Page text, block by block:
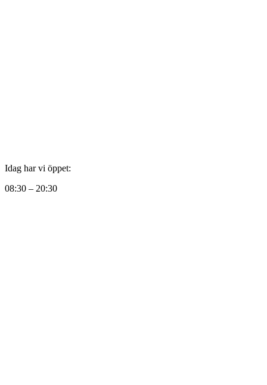
Idag har vi öppet:
08:30 – 20:30